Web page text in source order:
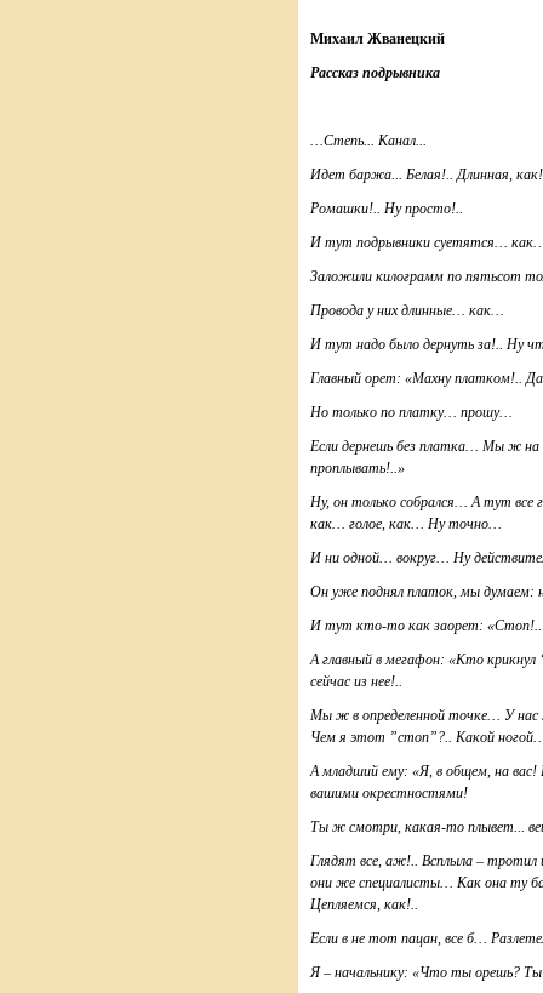
Михаил Жванецкий
Рассказ подрывника
…Степь... Канал...
Идет баржа... Белая!.. Длинная,
Ромашки!.. Ну просто!..
И тут подрывники суетятся…
Заложили килограмм по пятьсот
Провода у них длинные… как…
И тут надо было дернуть за!.. Ну
Главный орет: «Махну платком!..
Но только по платку… прошу…
Если дернешь без платка… Мы ж
проплывать!..»
Ну, он только собрался… А тут
как… голое, как… Ну точно…
И ни одной… вокруг… Ну
Он уже поднял платок, мы думаем:
И тут кто-то как заорет:
А главный в мегафон: «Кто
сейчас из нее!..
Мы ж в определенной точке… У
Чем я этот ”стоп”?.. Какой
А младший ему: «Я, в общем, на
вашими окрестностями!
Ты ж смотри, какая-то плывет...
Глядят все, аж!.. Всплыла –
они же специалисты… Как она ту
Цепляемся, как!..
Если в не тот пацан, все б…
Я – начальнику: «Что ты орешь? Ты